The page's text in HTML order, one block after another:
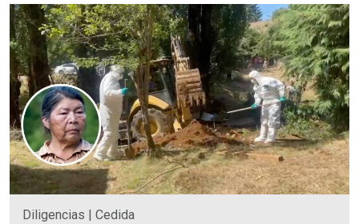
Diligencias | Cedida